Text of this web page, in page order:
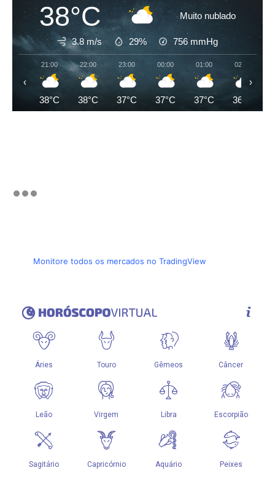
38°C Muito nublado
3.8 m/s 29% 756 mmHg
21:00
38°C
22:00
38°C
23:00
37°C
00:00
37°C
01:00
37°C
02:00
36°C
‹ ›
Monitore todos os mercados no TradingView